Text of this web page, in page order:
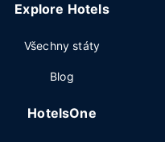
Explore Hotels
Všechny státy
Blog
HotelsOne